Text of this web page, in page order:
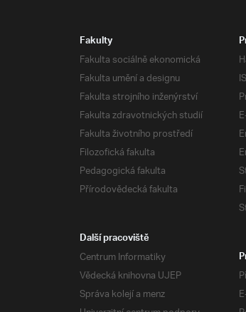
Fakulty
Fakulta sociálně ekonomická
Fakulta umění a designu
Fakulta strojního inženýrství
Fakulta zdravotnických studií
Fakulta životního prostředí
Filozofická fakulta
Pedagogická fakulta
Přírodovědecká fakulta
Další pracoviště
Centrum Informatiky
Vědecká knihovna UJEP
Správa kolejí a menz